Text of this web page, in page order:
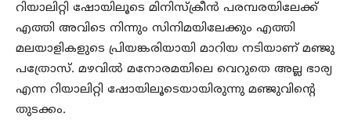
റിയാലിറ്റി ഷോയിലൂടെ മിനിസ്‌ക്രീൻ പരമ്പരയിലേക്ക്
എത്തി അവിടെ നിന്നും സിനിമയിലേക്കും എത്തി
മലയാളികളുടെ പ്രിയങ്കരിയായി മാറിയ നടിയാണ് മഞ്ജു
പത്രോസ്. മഴവിൽ മനോരമയിലെ വെറുതെ അല്ല ഭാര്യ
എന്ന റിയാലിറ്റി ഷോയിലൂടെയായിരുന്നു മഞ്ജുവിന്റെ
തുടക്കം.